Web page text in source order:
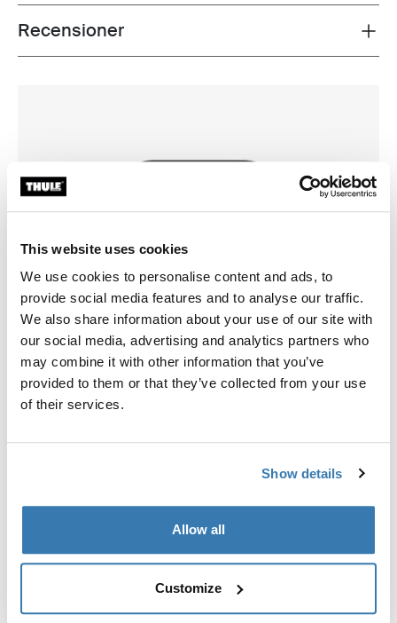
This website uses cookies
We use cookies to personalise content and ads, to
provide social media features and to analyse our traffic.
We also share information about your use of our site with
our social media, advertising and analytics partners who
may combine it with other information that you’ve
provided to them or that they’ve collected from your use
of their services.
Show details
Allow all
Customize
Toggle overview
Recensioner
Välj ett skal